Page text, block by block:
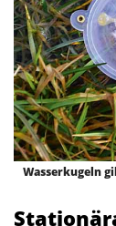
Wasserkugeln